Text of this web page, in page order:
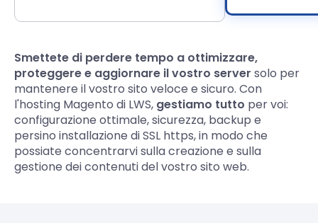
Smettete di perdere tempo a ottimizzare,
proteggere e aggiornare il vostro server solo per
mantenere il vostro sito veloce e sicuro. Con
l'hosting Magento di LWS, gestiamo tutto per voi:
configurazione ottimale, sicurezza, backup e
persino installazione di SSL https, in modo che
possiate concentrarvi sulla creazione e sulla
gestione dei contenuti del vostro sito web.